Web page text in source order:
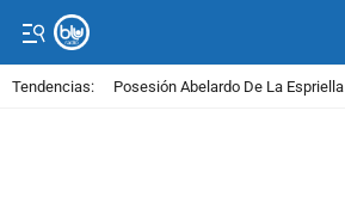
Tendencias: Posesión Abelardo De La Espriella